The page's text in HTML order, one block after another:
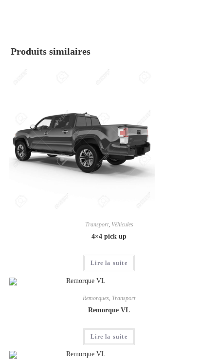
Produits similaires
Transport, Véhicules
4×4 pick up
Lire la suite
Remorques Transport
Remorque VL
Lire la suite